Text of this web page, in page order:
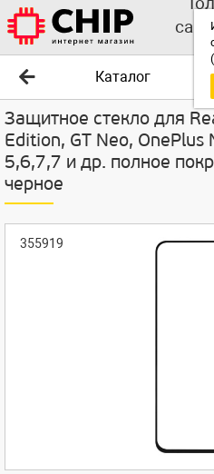
Каталог
Защитное стекло для
Edition, GT Neo, OnePlus
5,6,7,7 и др. полное
черное
355919